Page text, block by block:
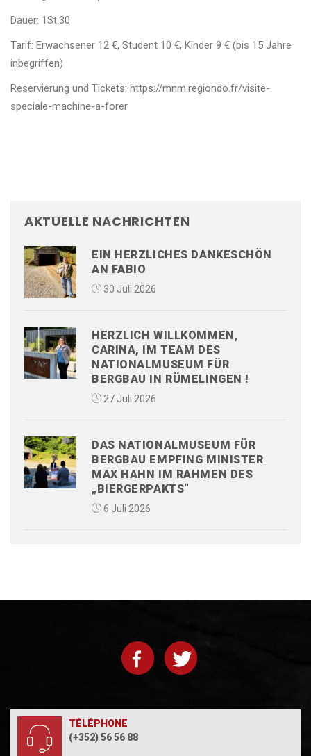
Dauer: 1St.30
Tarif: Erwachsener 12 €, Student 10 €, Kinder 9 € (bis 15 Jahre
inbegriffen)
Reservierung und Tickets: https://mnm.regiondo.fr/visite-
speciale-machine-a-forer
AKTUELLE NACHRICHTEN
EIN HERZLICHES DANKESCHÖN
AN FABIO
30 Juli 2026
HERZLICH WILLKOMMEN,
CARINA, IM TEAM DES
NATIONALMUSEUM FÜR
BERGBAU IN RÜMELINGEN !
27 Juli 2026
DAS NATIONALMUSEUM FÜR
BERGBAU EMPFING MINISTER
MAX HAHN IM RAHMEN DES
„BIERGERPAKTS“
6 Juli 2026
TÉLÉPHONE
(+352) 56 56 88